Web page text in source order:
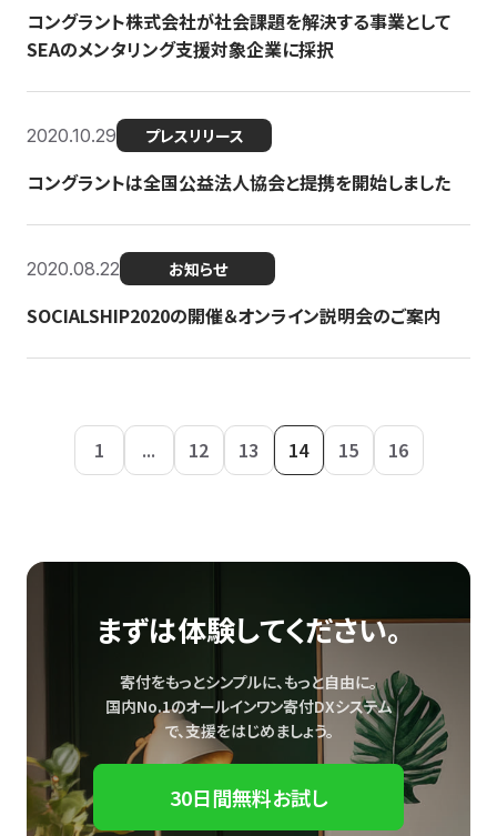
コングラント株式会社が社会課題を解決する事業として
SEAのメンタリング支援対象企業に採択
2020.10.29 プレスリリース
コングラントは全国公益法人協会と提携を開始しました
2020.08.22 お知らせ
SOCIALSHIP2020の開催＆オンライン説明会のご案内
1 ... 12 13 14 15 16
まずは体験してください。
寄付をもっとシンプルに、もっと自由に。
国内No.1のオールインワン寄付DXシステム
で、支援をはじめましょう。
30日間無料お試し